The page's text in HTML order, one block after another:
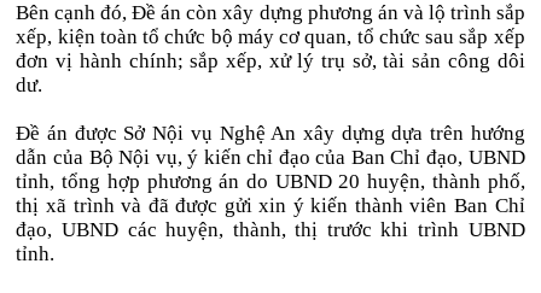
Bên cạnh đó, Đề án còn xây dựng phương án và lộ trình sắp
xếp, kiện toàn tổ chức bộ máy cơ quan, tổ chức sau sắp xếp
đơn vị hành chính; sắp xếp, xử lý trụ sở, tài sản công dôi
dư.
Đề án được Sở Nội vụ Nghệ An xây dựng dựa trên hướng
dẫn của Bộ Nội vụ, ý kiến chỉ đạo của Ban Chỉ đạo, UBND
tỉnh, tổng hợp phương án do UBND 20 huyện, thành phố,
thị xã trình và đã được gửi xin ý kiến thành viên Ban Chỉ
đạo, UBND các huyện, thành, thị trước khi trình UBND
tỉnh.